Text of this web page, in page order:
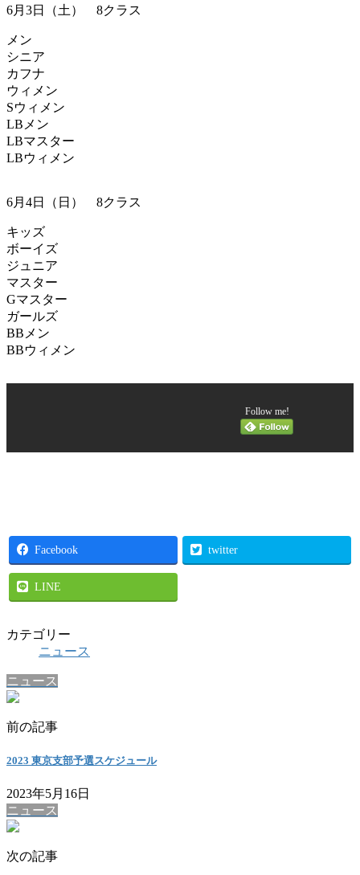
6月3日（土） 8クラス
メン
シニア
カフナ
ウィメン
Sウィメン
LBメン
LBマスター
LBウィメン
6月4日（日） 8クラス
キッズ
ボーイズ
ジュニア
マスター
Gマスター
ガールズ
BBメン
BBウィメン
Follow me!
Facebook twitter
LINE
カテゴリー
ニュース
ニュース
前の記事
2023 東京支部予選スケジュール
2023年5月16日
ニュース
次の記事